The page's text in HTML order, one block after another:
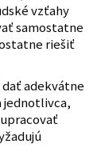
vzťahy
samostatne
riešiť
adekvátne
jednotlivca,